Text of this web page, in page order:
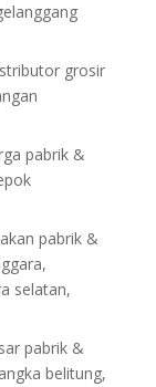
grosir
pabrik &
pabrik &
selatan,
pabrik &
belitung,